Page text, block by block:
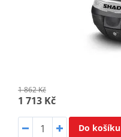
1 862 Kč
1 713 Kč
Do košíku